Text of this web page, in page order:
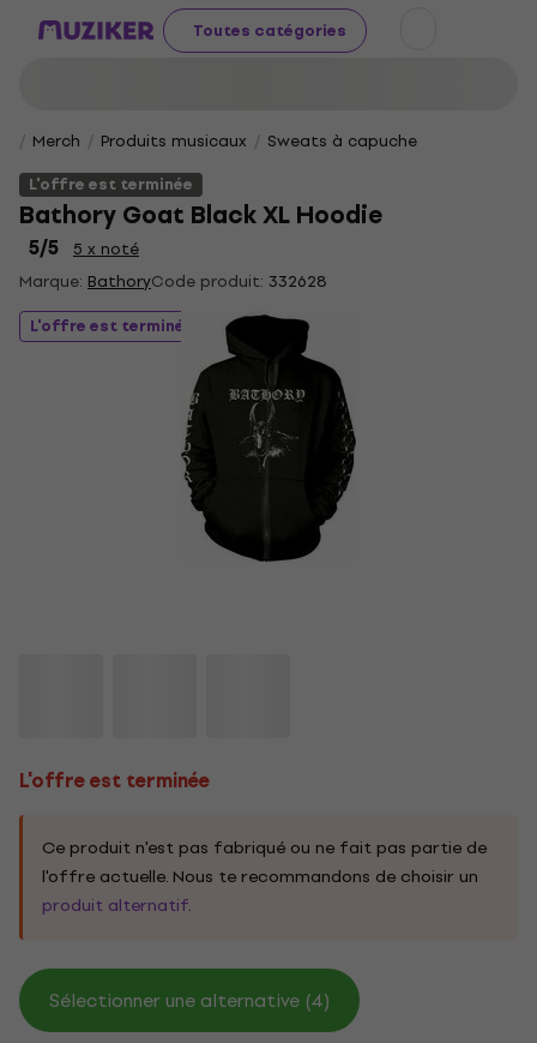
Toutes catégories
Merch Produits musicaux
Sweats à capuche
L'offre est terminée
Bathory Goat Black XL Hoodie
5/5
5 x noté
Marque: BathoryCode produit: 332628
L'offre est terminée
L'offre est terminée
Ce produit n'est pas fabriqué ou ne fait pas partie de
l'offre actuelle. Nous te recommandons de choisir un
produit alternatif.
Sélectionner une alternative (4)